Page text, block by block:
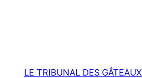
LE TRIBUNAL DES GÂTEAUX